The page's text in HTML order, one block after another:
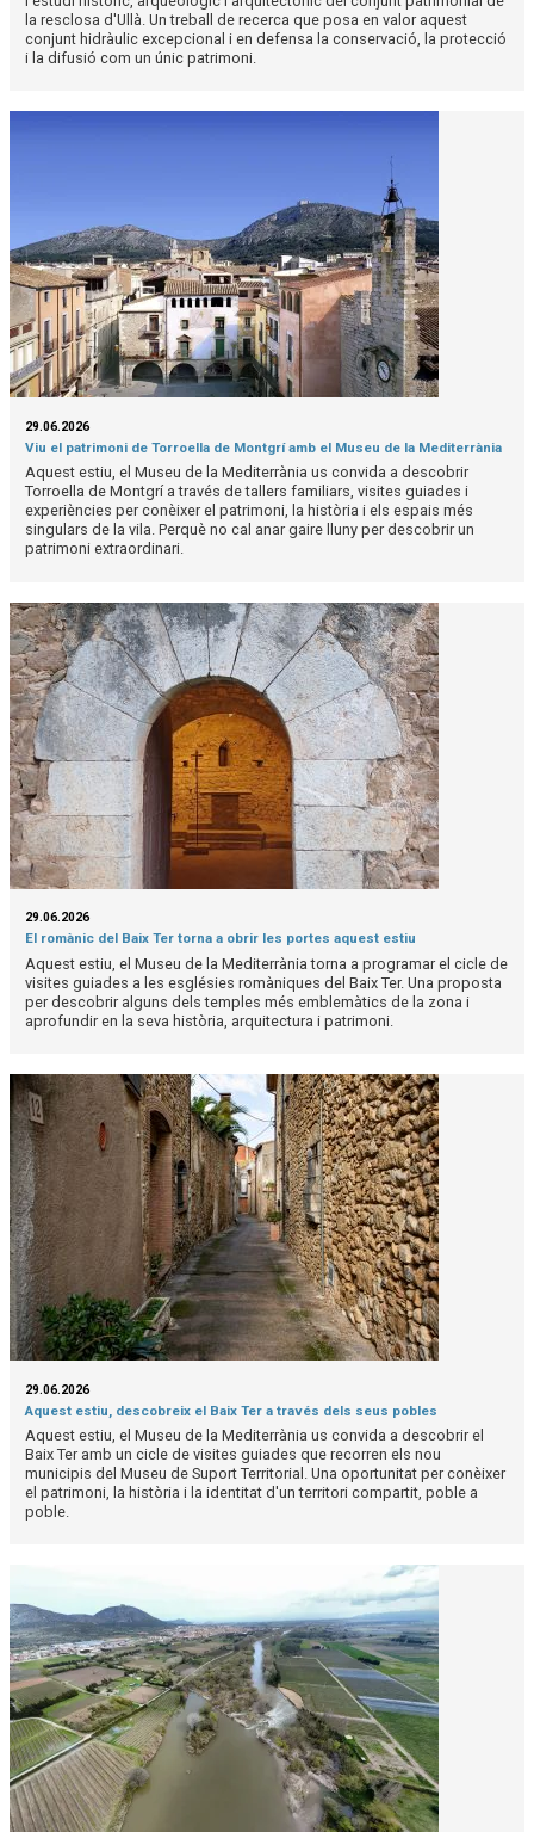
la resclosa d'Ullà. Un treball de recerca que posa en valor aquest
conjunt hidràulic excepcional i en defensa la conservació, la protecció
i la difusió com un únic patrimoni.
29.06.2026
Viu el patrimoni de Torroella de Montgrí amb el Museu de la Mediterrània
Aquest estiu, el Museu de la Mediterrània us convida a descobrir
Torroella de Montgrí a través de tallers familiars, visites guiades i
experiències per conèixer el patrimoni, la història i els espais més
singulars de la vila. Perquè no cal anar gaire lluny per descobrir un
patrimoni extraordinari.
29.06.2026
El romànic del Baix Ter torna a obrir les portes aquest estiu
Aquest estiu, el Museu de la Mediterrània torna a programar el cicle de
visites guiades a les esglésies romàniques del Baix Ter. Una proposta
per descobrir alguns dels temples més emblemàtics de la zona i
aprofundir en la seva història, arquitectura i patrimoni.
29.06.2026
Aquest estiu, descobreix el Baix Ter a través dels seus pobles
Aquest estiu, el Museu de la Mediterrània us convida a descobrir el
Baix Ter amb un cicle de visites guiades que recorren els nou
municipis del Museu de Suport Territorial. Una oportunitat per conèixer
el patrimoni, la història i la identitat d'un territori compartit, poble a
poble.